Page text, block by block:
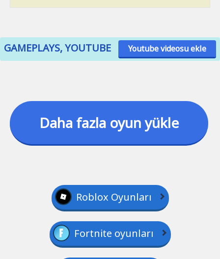
GAMEPLAYS, YOUTUBE Youtube videosu ekle
Daha fazla oyun yükle
Roblox Oyunları
Fortnite oyunları